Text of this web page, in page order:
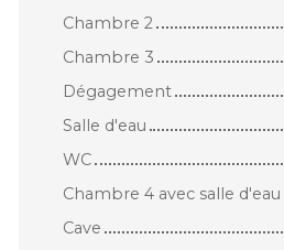
Chambre 2
Chambre 3
Dégagement
Salle d'eau
WC
Chambre 4 avec salle d'eau
Cave